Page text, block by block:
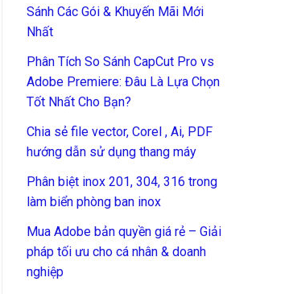
Sánh Các Gói & Khuyến Mãi Mới
Nhất
Phân Tích So Sánh CapCut Pro vs
Adobe Premiere: Đâu Là Lựa Chọn
Tốt Nhất Cho Bạn?
Chia sẻ file vector, Corel , Ai, PDF
hướng dẫn sử dụng thang máy
Phân biệt inox 201, 304, 316 trong
làm biển phòng ban inox
Mua Adobe bản quyền giá rẻ – Giải
pháp tối ưu cho cá nhân & doanh
nghiệp